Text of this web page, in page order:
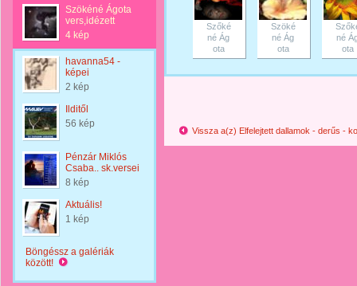
Szökéné Ágota
vers,idézett
4 kép
havanna54 -
képei
2 kép
Ilditől
56 kép
Pénzár Miklós
Csaba.. sk.versei
8 kép
Aktuális!
1 kép
Böngéssz a galériák
között!
Szőké
né Ág
ota
Szöké
né Ág
ota
né
ota
Vissza a(z) Elfelejtett dallamok - derűs -